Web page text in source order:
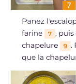
Panez
farine
7 ,
chapelure
9 .
que la